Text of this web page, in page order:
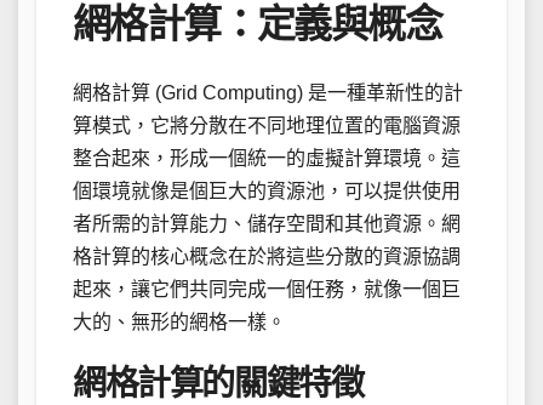
網格計算：定義與概念
網格計算 (Grid Computing) 是一種革新性的計
算模式，它將分散在不同地理位置的電腦資源
整合起來，形成一個統一的虛擬計算環境。這
個環境就像是個巨大的資源池，可以提供使用
者所需的計算能力、儲存空間和其他資源。網
格計算的核心概念在於將這些分散的資源協調
起來，讓它們共同完成一個任務，就像一個巨
大的、無形的網格一樣。
網格計算的關鍵特徵